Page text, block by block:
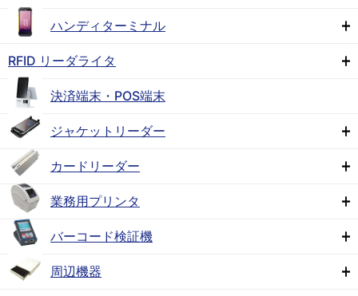
ハンディターミナル
RFID リーダライタ
決済端末・POS端末
ジャケットリーダー
カードリーダー
業務用プリンタ
バーコード検証機
周辺機器